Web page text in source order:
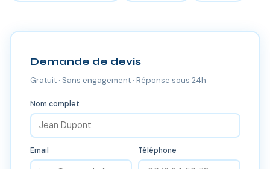
Demande de devis
Gratuit · Sans engagement · Réponse sous 24h
Nom complet
Email Téléphone